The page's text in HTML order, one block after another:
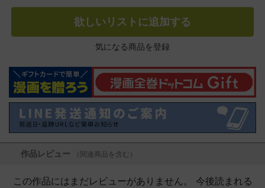
欲しいリストに追加する
気になる商品を登録
作品レビュー （関連商品を含む）
この作品にはまだレビューがありません。 今後読まれる